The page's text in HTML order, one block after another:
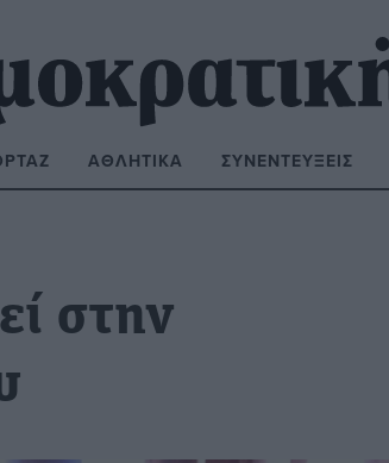
ΑΘΛΗΤΙΚΆ ΣΥΝΕΝΤΕΎΞΕΙΣ
στην